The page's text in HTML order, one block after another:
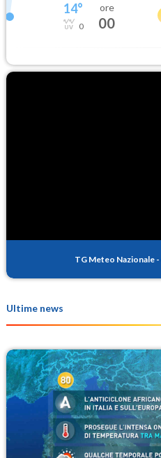
14°
0
ore
00
TG Meteo Nazionale -
Ultime news